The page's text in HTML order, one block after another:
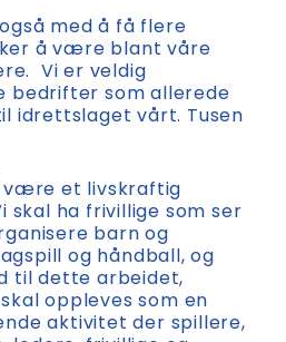
med å få flere
å være blant våre
Vi er veldig
bedrifter som allerede
idrettslaget vårt. Tusen
være et livskraftig
skal ha frivillige som ser
barn og
og håndball, og
til dette arbeidet,
oppleves som en
aktivitet der spillere,